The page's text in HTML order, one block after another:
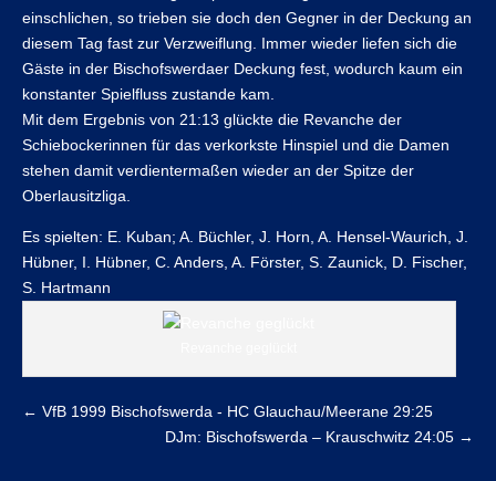
einschlichen, so trieben sie doch den Gegner in der Deckung an
diesem Tag fast zur Verzweiflung. Immer wieder liefen sich die
Gäste in der Bischofswerdaer Deckung fest, wodurch kaum ein
konstanter Spielfluss zustande kam.
Mit dem Ergebnis von 21:13 glückte die Revanche der
Schiebockerinnen für das verkorkste Hinspiel und die Damen
stehen damit verdientermaßen wieder an der Spitze der
Oberlausitzliga.
Es spielten: E. Kuban; A. Büchler, J. Horn, A. Hensel-Waurich, J.
Hübner, I. Hübner, C. Anders, A. Förster, S. Zaunick, D. Fischer,
S. Hartmann
← VfB 1999 Bischofswerda - HC Glauchau/Meerane 29:25
DJm: Bischofswerda – Krauschwitz 24:05 →